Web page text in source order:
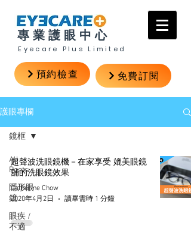
專業護眼中心
Eyecare Plus Limited
預約檢查 免費訂閱
護眼專欄
All
Posts
隱形眼
鏡
眼疾 /
不適
鏡框
超聲波洗眼鏡機－在家享受 媲美眼鏡
舖的洗眼鏡效果
Catherine Chow
2020年4月2日
讀畢需時 1 分鐘